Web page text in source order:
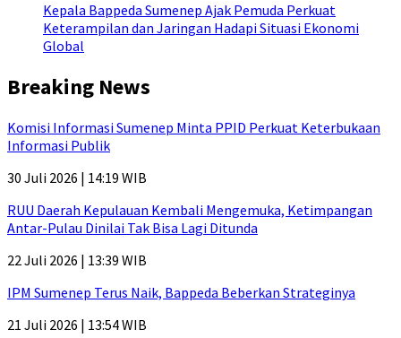
Kepala Bappeda Sumenep Ajak Pemuda Perkuat
Keterampilan dan Jaringan Hadapi Situasi Ekonomi
Global
Breaking News
Komisi Informasi Sumenep Minta PPID Perkuat Keterbukaan
Informasi Publik
30 Juli 2026 | 14:19 WIB
RUU Daerah Kepulauan Kembali Mengemuka, Ketimpangan
Antar-Pulau Dinilai Tak Bisa Lagi Ditunda
22 Juli 2026 | 13:39 WIB
IPM Sumenep Terus Naik, Bappeda Beberkan Strateginya
21 Juli 2026 | 13:54 WIB